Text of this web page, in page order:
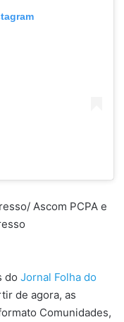
Ascom PCPA e
do Jornal Folha do
de agora, as
Comunidades,